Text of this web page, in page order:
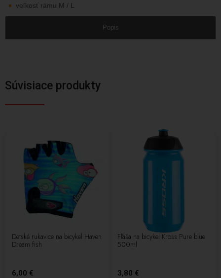
veľkosť rámu M / L
Popis
Súvisiace produkty
Detské rukavice na bicykel Haven
Dream fish
6,00 €
Fľaša na bicykel Kross Pure blue
500ml
3,80 €